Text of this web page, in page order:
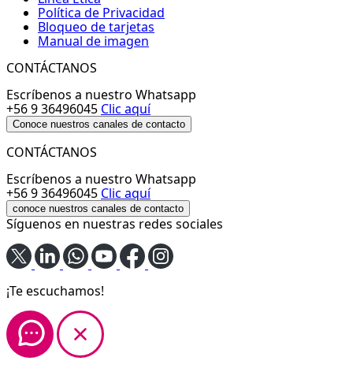
Política de Privacidad
Bloqueo de tarjetas
Manual de imagen
CONTÁCTANOS
Escríbenos a nuestro Whatsapp
+56 9 36496045 Clic aquí
Conoce nuestros canales de contacto
CONTÁCTANOS
Escríbenos a nuestro Whatsapp
+56 9 36496045 Clic aquí
conoce nuestros canales de contacto
Síguenos en nuestras redes sociales
¡Te escuchamos!